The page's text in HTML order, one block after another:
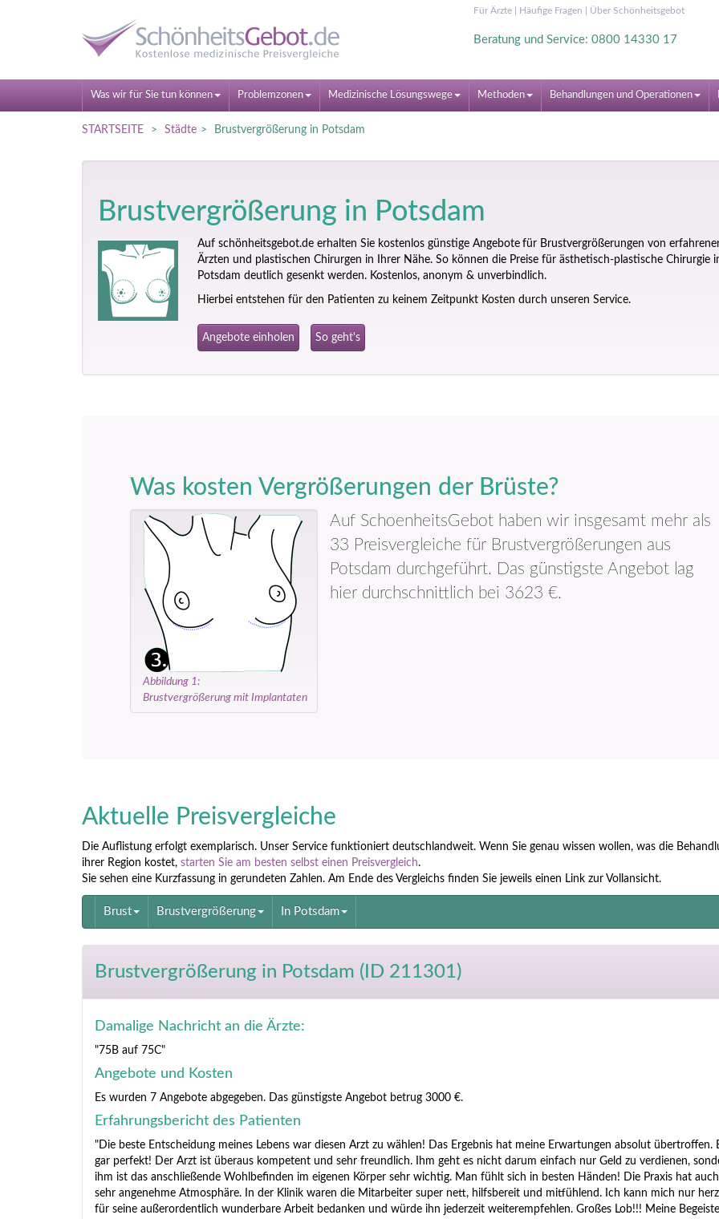
Für Ärzte| Häufige Fragen Über Schönheitsgebot
Beratung und Service: 0800 14330 17
Was wir für Sie tun können Problemzonen Medizinische Lösungswege Methoden Behandlungen und Operationen
STARTSEITE Städte Brustvergrößerung in Potsdam
Brust­vergrößerung in Potsdam
Auf schönheitsgebot.de erhalten Sie kostenlos günstige Angebote für Brust­vergrößerungen von
Ärzten und plastischen Chirurgen in Ihrer Nähe. So können die Preise für ästhetisch-plastische Chirurgie
Potsdam deutlich gesenkt werden. Kostenlos, anonym & unverbindlich.
Hierbei entstehen für den Patienten zu keinem Zeitpunkt Kosten durch unseren Service.
Angebote einholen So geht's
Was kosten Vergrößerungen der Brüste?
Abbildung 1:
Brustvergrößerung mit Implantaten
Auf SchoenheitsGebot haben wir insgesamt mehr als
33 Preisvergleiche für Brust­vergrößerungen aus
Potsdam durchgeführt. Das günstigste Angebot lag
hier durchschnittlich bei 3623 €.
Aktuelle Preisvergleiche
Die Auflistung erfolgt exemplarisch. Unser Service funktioniert deutschlandweit. Wenn Sie genau wissen wollen, was die
ihrer Region kostet, starten Sie am besten selbst einen Preisvergleich.
Sie sehen eine Kurzfassung in gerundeten Zahlen. Am Ende des Vergleichs finden Sie jeweils einen Link zur Vollansicht.
Brust Brustvergrößerung In Potsdam
Brustvergrößerung in Potsdam (ID 211301)
Damalige Nachricht an die Ärzte:
"75B auf 75C"
Angebote und Kosten
Es wurden 7 Angebote abgegeben. Das günstigste Angebot betrug 3000 €.
Erfahrungsbericht des Patienten
"Die beste Entscheidung meines Lebens war diesen Arzt zu wählen! Das Ergebnis hat meine Erwartungen absolut übertroffen.
gar perfekt! Der Arzt ist überaus kompetent und sehr freundlich. Ihm geht es nicht darum einfach nur Geld zu verdienen,
ihm ist das anschließende Wohlbefinden im eigenen Körper sehr wichtig. Man fühlt sich in besten Händen! Die Praxis hat
sehr angenehme Atmosphäre. In der Klinik waren die Mitarbeiter super nett, hilfsbereit und mitfühlend. Ich kann mich nur
für seine außerordentlich wunderbare Arbeit bedanken und würde ihn jederzeit weiterempfehlen. Großes Lob!!! Meine